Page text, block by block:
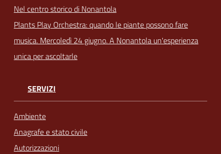
Nel centro storico di Nonantola
Plants Play Orchestra: quando le piante possono fare
musica. Mercoledì 24 giugno. A Nonantola un'esperienza
unica per ascoltarle
SERVIZI
Ambiente
Anagrafe e stato civile
Autorizzazioni